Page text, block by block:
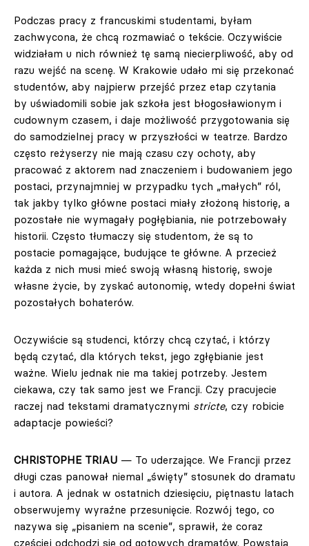
Podczas pracy z francuskimi studentami, byłam
zachwycona, że chcą rozmawiać o tekście. Oczywiście
widziałam u nich również tę samą niecierpliwość, aby od
razu wejść na scenę. W Krakowie udało mi się przekonać
studentów, aby najpierw przejść przez etap czytania
by uświadomili sobie jak szkoła jest błogosławionym i
cudownym czasem, i daje możliwość przygotowania się
do samodzielnej pracy w przyszłości w teatrze. Bardzo
często reżyserzy nie mają czasu czy ochoty, aby
pracować z aktorem nad znaczeniem i budowaniem jego
postaci, przynajmniej w przypadku tych „małych” ról,
tak jakby tylko główne postaci miały złożoną historię, a
pozostałe nie wymagały pogłębiania, nie potrzebowały
historii. Często tłumaczy się studentom, że są to
postacie pomagające, budujące te główne. A przecież
każda z nich musi mieć swoją własną historię, swoje
własne życie, by zyskać autonomię, wtedy dopełni świat
pozostałych bohaterów.
Oczywiście są studenci, którzy chcą czytać, i którzy
będą czytać, dla których tekst, jego zgłębianie jest
ważne. Wielu jednak nie ma takiej potrzeby. Jestem
ciekawa, czy tak samo jest we Francji. Czy pracujecie
raczej nad tekstami dramatycznymi stricte, czy robicie
adaptacje powieści?
CHRISTOPHE TRIAU — To uderzające. We Francji przez
długi czas panował niemal „święty” stosunek do dramatu
i autora. A jednak w ostatnich dziesięciu, piętnastu latach
obserwujemy wyraźne przesunięcie. Rozwój tego, co
nazywa się „pisaniem na scenie”, sprawił, że coraz
częściej odchodzi się od gotowych dramatów. Powstają